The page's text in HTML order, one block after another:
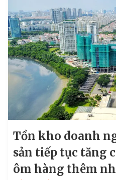
Tồn kho doanh
sản tiếp tục tăng
ôm hàng thêm